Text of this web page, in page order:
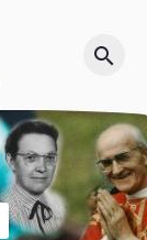
search